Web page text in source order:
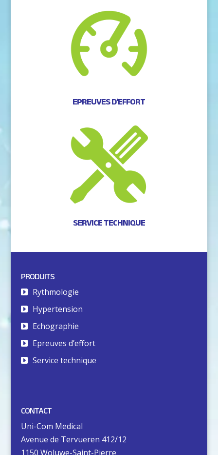
EPREUVES D'EFFORT
SERVICE TECHNIQUE
PRODUITS
Rythmologie
Hypertension
Echographie
Epreuves d’effort
Service technique
CONTACT
Uni-Com Medical
Avenue de Tervueren 412/12
1150 Woluwe-Saint-Pierre